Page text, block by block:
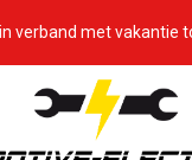
verband met vakantie